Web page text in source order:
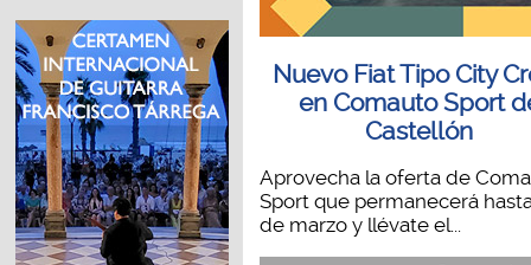
Nuevo Fiat Tipo City
en Comauto Sport
Castellón
Aprovecha la oferta de
Sport que permanecerá
de marzo y llévate el...